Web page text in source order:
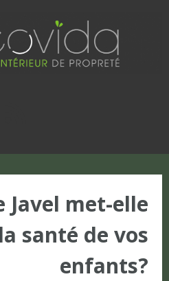
Javel met-elle
santé de vos
enfants?